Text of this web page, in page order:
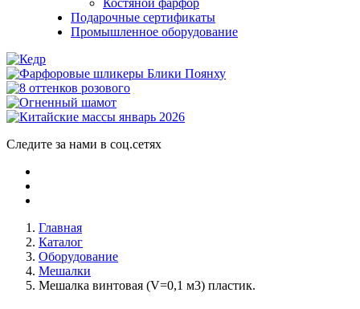
Костяной фарфор
Подарочные сертификаты
Промышленное оборудование
Следите за нами в соц.сетях
Главная
Каталог
Оборудование
Мешалки
Мешалка винтовая (V=0,1 м3) пластик.